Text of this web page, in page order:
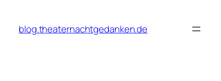
springen
blog.theaternachtgedanken.de